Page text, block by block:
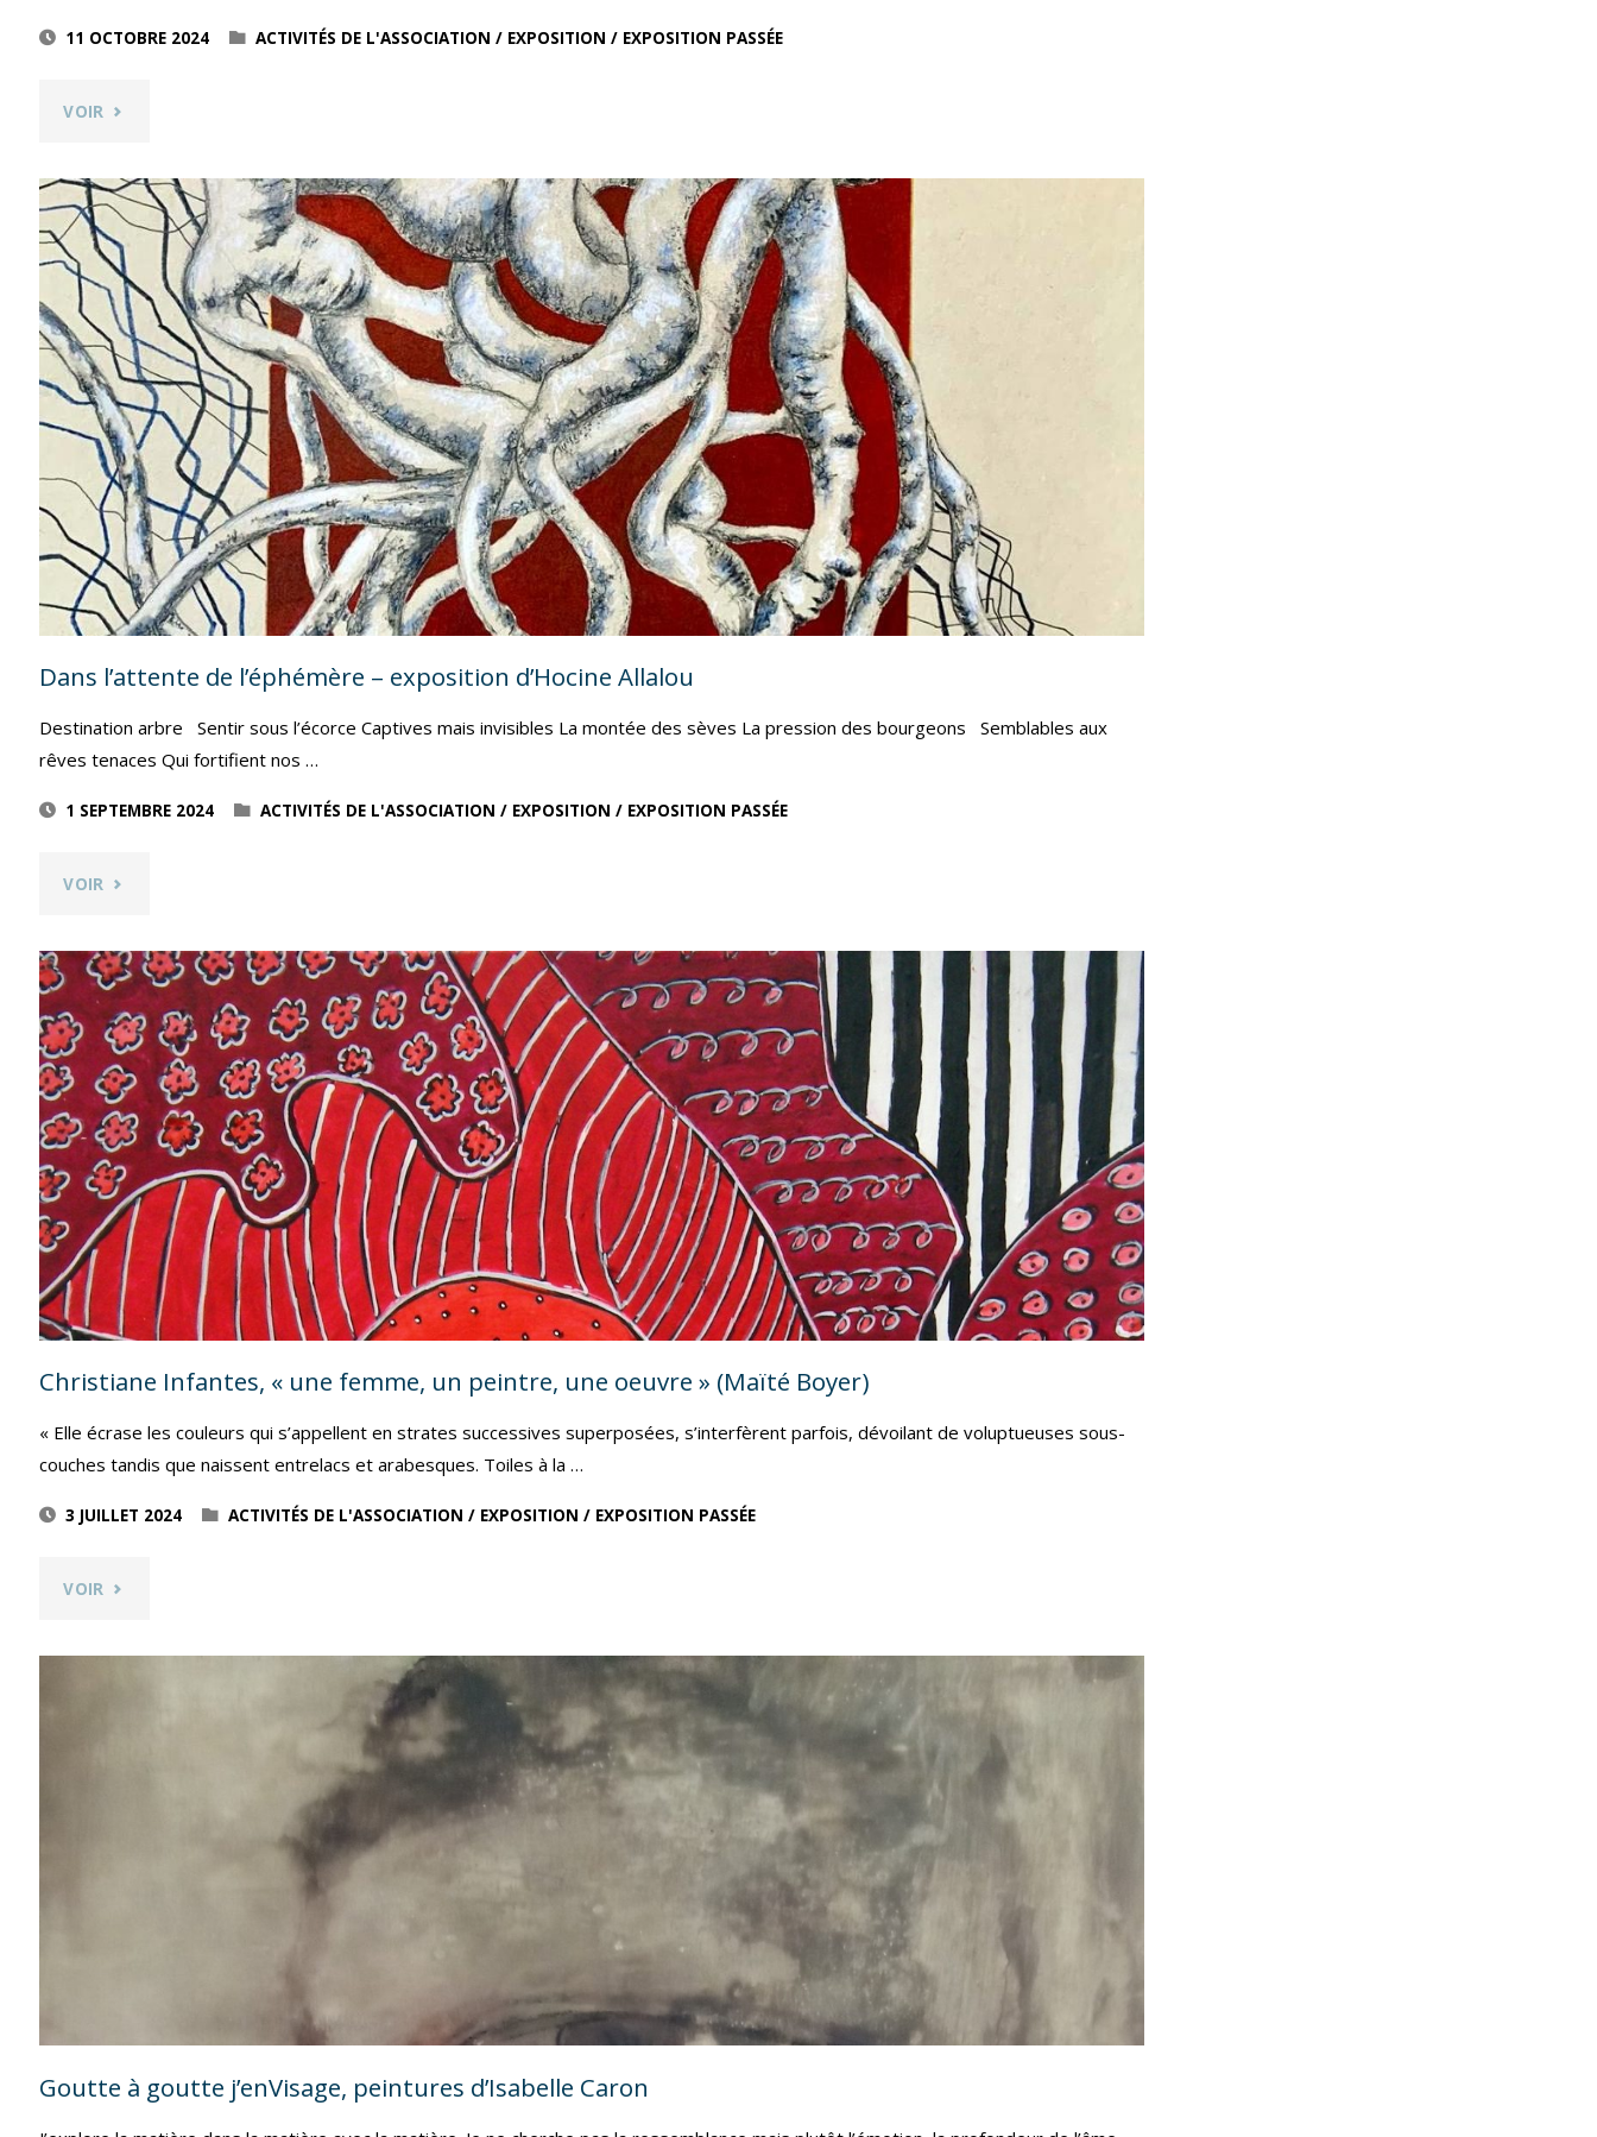
11 OCTOBRE 2024 ACTIVITÉS DE L'ASSOCIATION / EXPOSITION / EXPOSITION PASSÉE
VOIR "ENTREFEUILLES
PEINTS
/
DESSINS"
Dans l’attente de l’éphémère – exposition d’Hocine Allalou
Destination arbre Sentir sous l’écorce Captives mais invisibles La montée des sèves La pression des bourgeons Semblables aux
rêves tenaces Qui fortifient nos …
1 SEPTEMBRE 2024 ACTIVITÉS DE L'ASSOCIATION / EXPOSITION / EXPOSITION PASSÉE
VOIR "DANS
DE
L’ÉPHÉMÈRE
–
EXPOSITION
D’HOCINE
ALLALOU"
Christiane Infantes, « une femme, un peintre, une oeuvre » (Maïté Boyer)
« Elle écrase les couleurs qui s’appellent en strates successives superposées, s’interfèrent parfois, dévoilant de voluptueuses sous-
couches tandis que naissent entrelacs et arabesques. Toiles à la …
3 JUILLET 2024 ACTIVITÉS DE L'ASSOCIATION / EXPOSITION / EXPOSITION PASSÉE
VOIR "CHRISTIANE
Goutte à goutte j’enVisage, peintures d’Isabelle Caron